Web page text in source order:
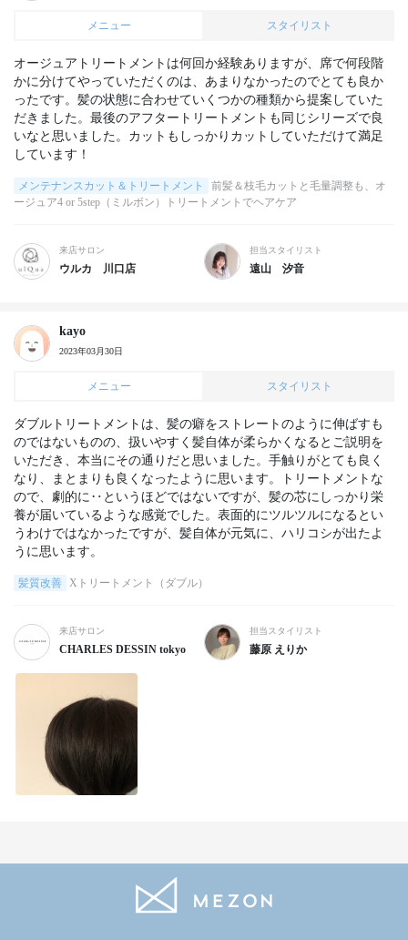
メニュー スタイリスト
オージュアトリートメントは何回か経験ありますが、席で何段階
かに分けてやっていただくのは、あまりなかったのでとても良か
ったです。髪の状態に合わせていくつかの種類から提案していた
だきました。最後のアフタートリートメントも同じシリーズで良
いなと思いました。カットもしっかりカットしていただけて満足
しています！
メンテナンスカット＆トリートメント
前髪＆枝毛カットと毛量調整も、オ
ージュア4 or 5step（ミルボン）トリートメントでヘアケア
来店サロン
ウルカ 川口店
担当スタイリスト
遠山 汐音
kayo
2023年03月30日
メニュー スタイリスト
ダブルトリートメントは、髪の癖をストレートのように伸ばすも
のではないものの、扱いやすく髪自体が柔らかくなるとご説明を
いただき、本当にその通りだと思いました。手触りがとても良く
なり、まとまりも良くなったように思います。トリートメントな
ので、劇的に‥というほどではないですが、髪の芯にしっかり栄
養が届いているような感覚でした。表面的にツルツルになるとい
うわけではなかったですが、髪自体が元気に、ハリコシが出たよ
うに思います。
髪質改善 Xトリートメント（ダブル）
来店サロン
CHARLES DESSIN tokyo
担当スタイリスト
藤原 えりか